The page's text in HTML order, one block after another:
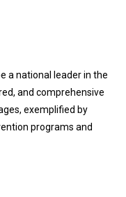
a national leader in the
and comprehensive
exemplified by
programs and